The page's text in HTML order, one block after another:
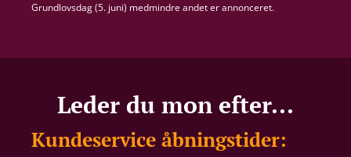
Grundlovsdag (5. juni) medmindre andet er annonceret.
Leder du mon efter...
Kundeservice åbningstider: